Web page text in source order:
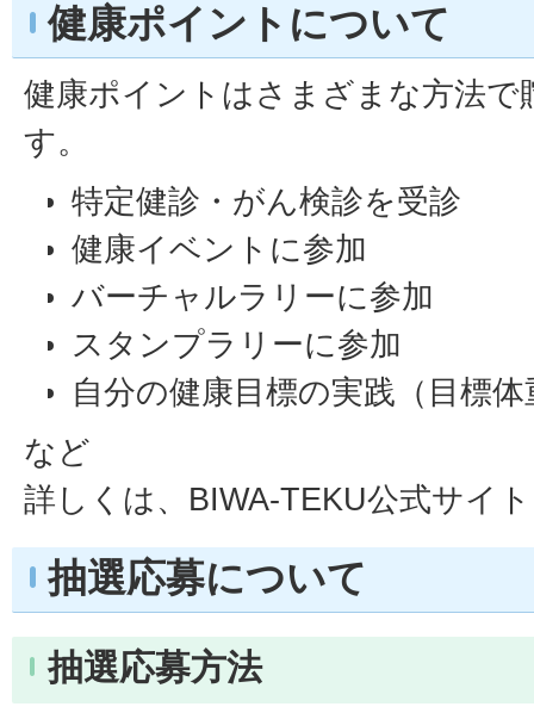
健康ポイントについて
健康ポイントはさまざまな方法
す。
特定健診・がん検診を受診
健康イベントに参加
バーチャルラリーに参加
スタンプラリーに参加
自分の健康目標の実践（目標
など
詳しくは、BIWA-TEKU公式サイ
抽選応募について
抽選応募方法